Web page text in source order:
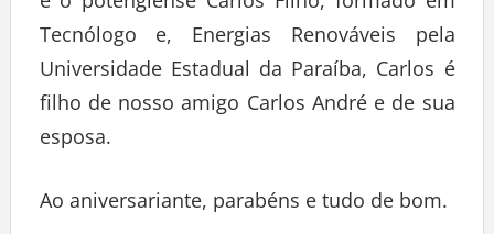
é o potengiense Carlos Filho, formado em
Tecnólogo e, Energias Renováveis pela
Universidade Estadual da Paraíba, Carlos é
filho de nosso amigo Carlos André e de sua
esposa.
Ao aniversariante, parabéns e tudo de bom.